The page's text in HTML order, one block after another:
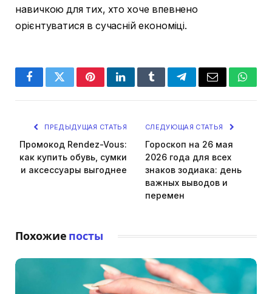
навичкою для тих, хто хоче впевнено
орієнтуватися в сучасній економіці.
FacebookTwitterPinterestLinkedInTumblrTelegramEmail
ПРЕДЫДУЩАЯ СТАТЬЯ
Промокод Rendez-Vous:
как купить обувь, сумки
и аксессуары выгоднее
СЛЕДУЮЩАЯ СТАТЬЯ
Гороскоп на 26 мая
2026 года для всех
знаков зодиака: день
важных выводов и
перемен
Похожие посты